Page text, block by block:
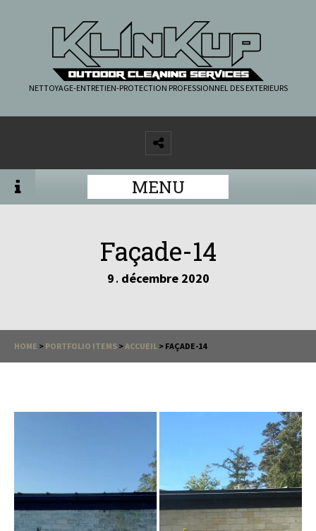
NETTOYAGE-ENTRETIEN-PROTECTION PROFESSIONNEL DES EXTERIEURS
MENU
Façade-14
9 . décembre 2020
HOME > PORTFOLIO ITEMS >ACCUEIL > FAÇADE-14